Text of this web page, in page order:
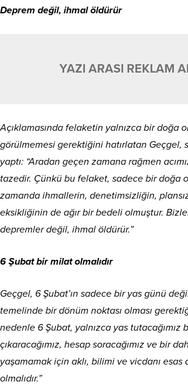
Deprem değil, ihmal öldürür
YAZI ARASI REKLAM
Açıklamasında felaketin yalnızca bir doğa
görülmemesi gerektiğini hatırlatan Geçgel,
yaptı: “Aradan geçen zamana rağmen
tazedir. Çünkü bu felaket, sadece bir doğa
zamanda ihmallerin, denetimsizliğin,
eksikliğinin de ağır bir bedeli olmuştur.
depremler değil, ihmal öldürür.”
6 Şubat bir milat olmalıdır
Geçgel, 6 Şubat’ın sadece bir yas günü
temelinde bir dönüm noktası olması
nedenle 6 Şubat, yalnızca yas tutacağımız
çıkaracağımız, hesap soracağımız ve bir
yaşamamak için aklı, bilimi ve vicdanı esas
olmalıdır.”